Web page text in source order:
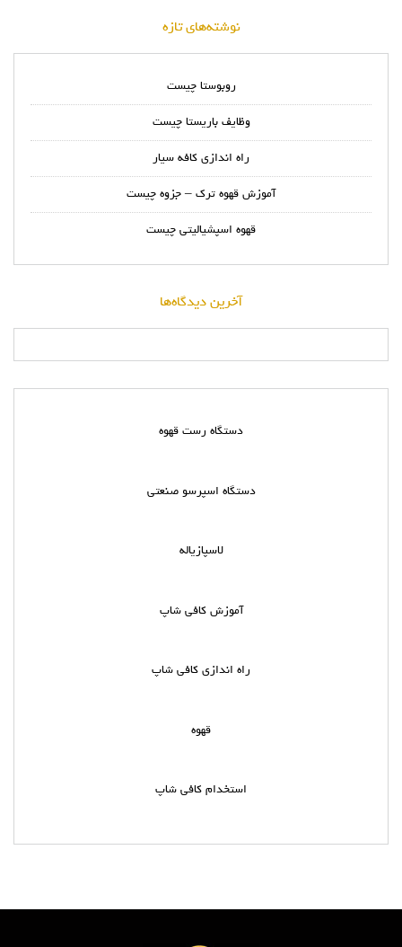
نوشته‌های تازه
روبوستا چیست
وظایف باریستا چیست
راه اندازی کافه سیار
آموزش قهوه ترک – جزوه چیست
قهوه اسپشیالیتی چیست
آخرین دیدگاه‌ها
دستگاه رست قهوه
دستگاه اسپرسو صنعتی
لاسپازیاله
آموزش کافی شاپ
راه اندازی کافی شاپ
قهوه
استخدام کافی شاپ